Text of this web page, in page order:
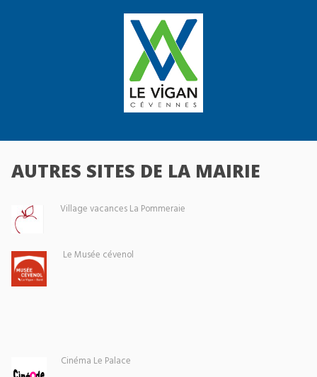
AUTRES SITES DE LA MAIRIE
Village vacances La Pommeraie
Le Musée cévenol
Cinéma Le Palace